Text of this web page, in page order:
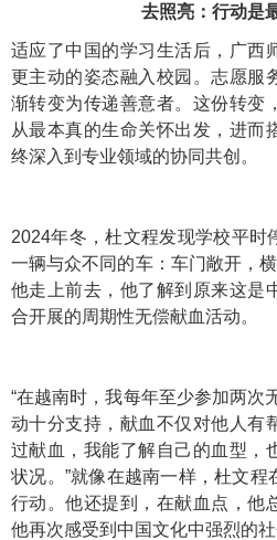
去照亮：行动是
适应了中国的学习生活后，广西
更主动的姿态融入校园。志愿服
渐转变为传递善意者。这份转变
从最本真的生命关怀出发，进而
终深入到专业领域的协同共创。
2024年冬，杜文程发现学校平时
一辆与众不同的车：车门敞开，横
他走上前去，他了解到原来这是
合开展的周期性无偿献血活动。
“在越南时，我每年至少参加两次
动十分支持，献血不仅对他人有
过献血，我能了解自己的血型，
状况。”就像在越南一样，杜文
行动。他还提到，在献血点，他
他再次感受到中国文化中强烈的社